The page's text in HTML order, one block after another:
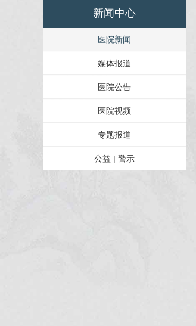
新闻中心
医院新闻
媒体报道
医院公告
医院视频
专题报道
公益 | 警示